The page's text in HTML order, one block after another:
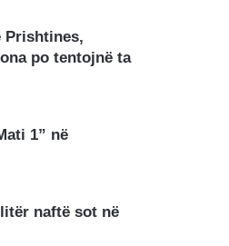
Prishtines,
po tentojnë ta
1” në
naftë sot në